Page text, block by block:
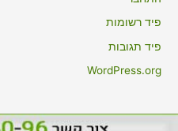
פיד רשומות
פיד תגובות
WordPress.org